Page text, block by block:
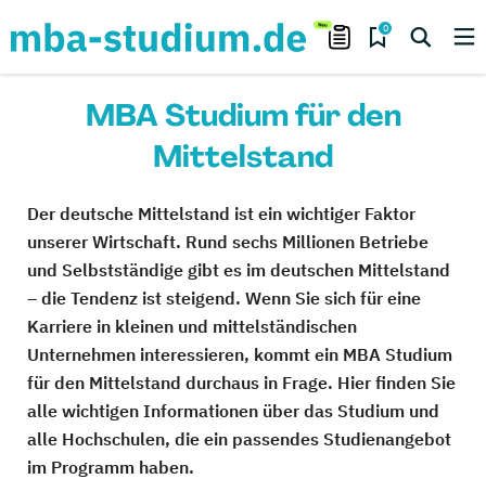
0
MBA Studium für den
Mittelstand
Der deutsche Mittelstand ist ein wichtiger Faktor
unserer Wirtschaft. Rund sechs Millionen Betriebe
und Selbstständige gibt es im deutschen Mittelstand
– die Tendenz ist steigend. Wenn Sie sich für eine
Karriere in kleinen und mittelständischen
Unternehmen interessieren, kommt ein MBA Studium
für den Mittelstand durchaus in Frage. Hier finden Sie
alle wichtigen Informationen über das Studium und
alle Hochschulen, die ein passendes Studienangebot
im Programm haben.